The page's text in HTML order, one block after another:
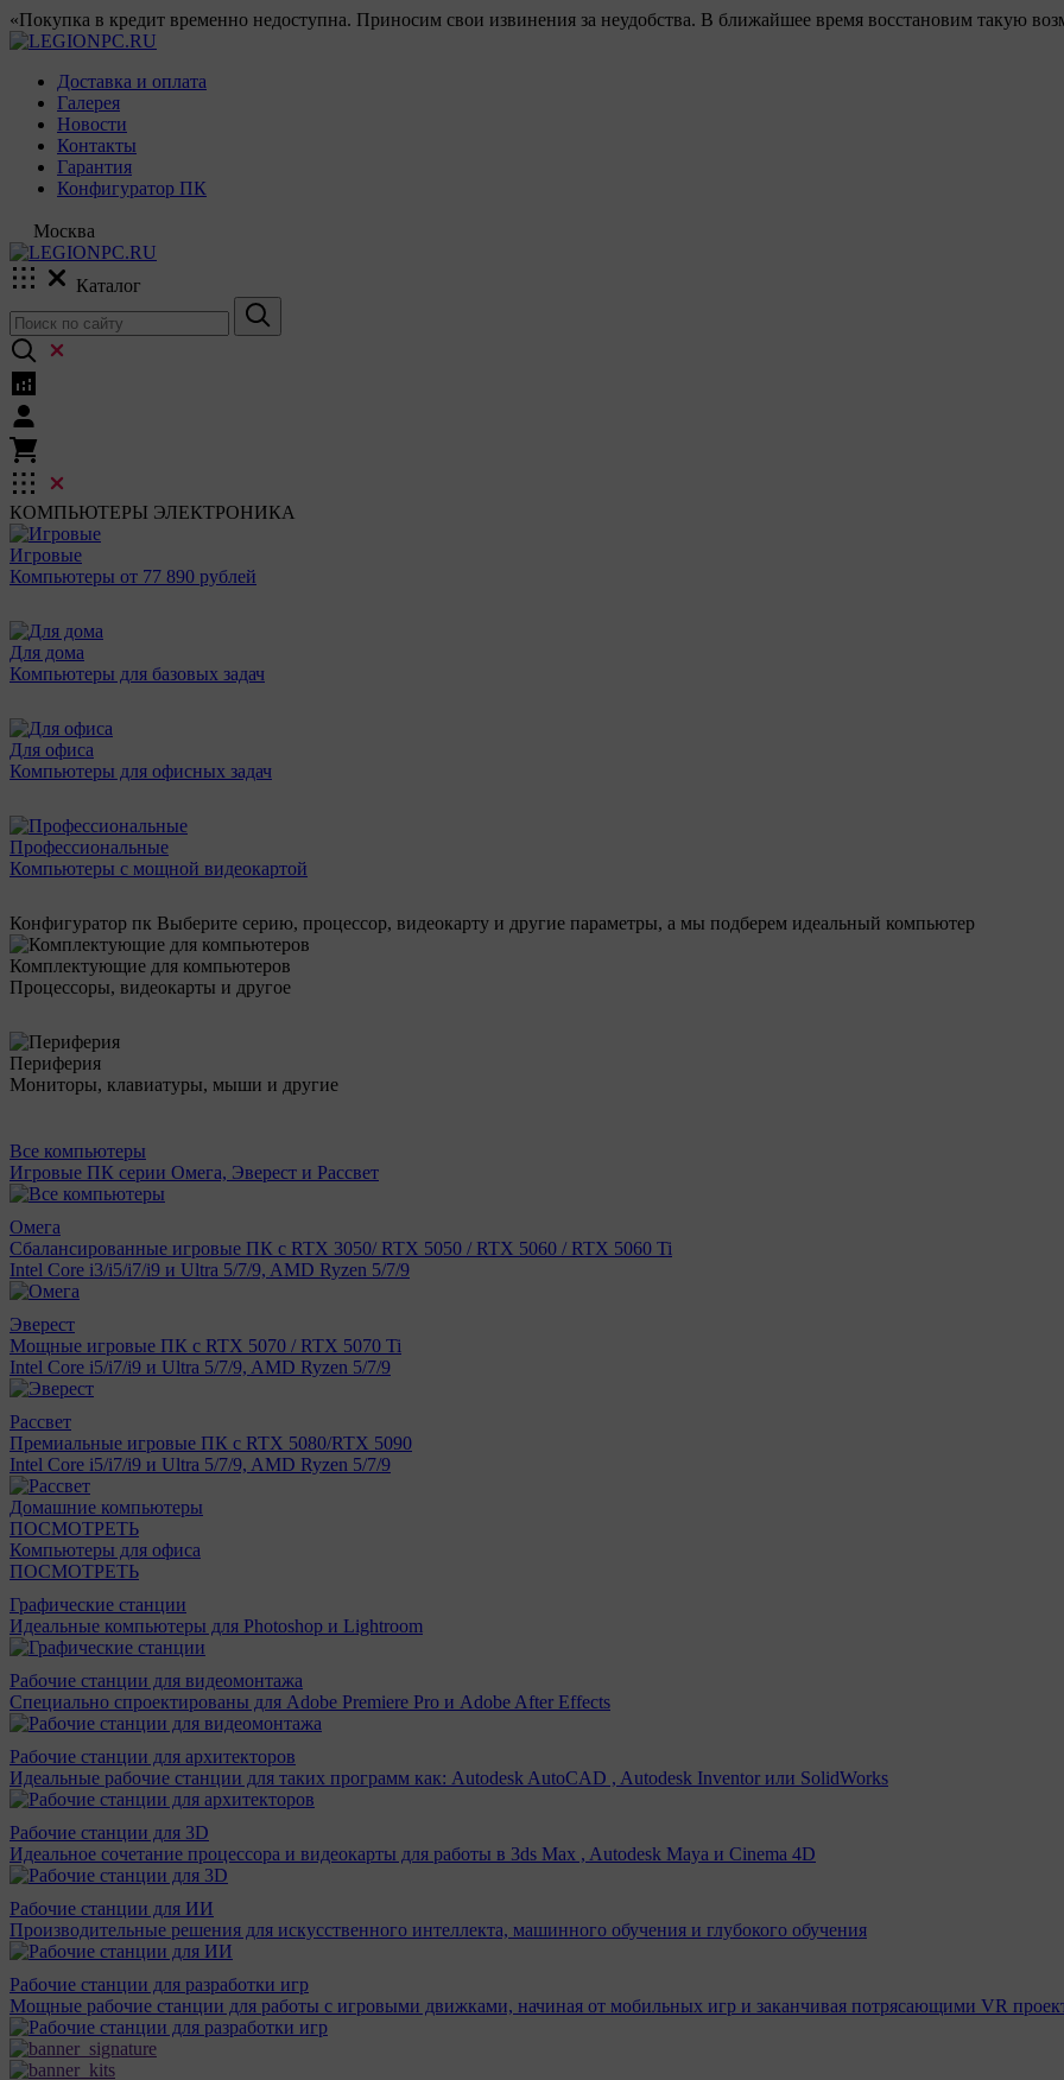
«Покупка в кредит временно недоступна. Приносим свои извинения за неудобства. В ближайшее время восстановим такую
Доставка и оплата
Галерея
Новости
Контакты
Гарантия
Конфигуратор ПК
Москва
Каталог
КОМПЬЮТЕРЫ ЭЛЕКТРОНИКА
Игровые
Компьютеры от 77 890 рублей
Для дома
Компьютеры для базовых задач
Для офиса
Компьютеры для офисных задач
Профессиональные
Компьютеры с мощной видеокартой
Конфигуратор пк Выберите серию, процессор, видеокарту и другие параметры, а мы подберем идеальный компьютер
Комплектующие для компьютеров
Процессоры, видеокарты и другое
Периферия
Мониторы, клавиатуры, мыши и другие
Все компьютеры
Игровые ПК серии Омега, Эверест и Рассвет
Омега
Сбалансированные игровые ПК с RTX 3050/ RTX 5050 / RTX 5060 / RTX 5060 Ti
Intel Core i3/i5/i7/i9 и Ultra 5/7/9, AMD Ryzen 5/7/9
Эверест
Мощные игровые ПК с RTX 5070 / RTX 5070 Ti
Intel Core i5/i7/i9 и Ultra 5/7/9, AMD Ryzen 5/7/9
Рассвет
Премиальные игровые ПК с RTX 5080/RTX 5090
Intel Core i5/i7/i9 и Ultra 5/7/9, AMD Ryzen 5/7/9
Домашние компьютеры
ПОСМОТРЕТЬ
Компьютеры для офиса
ПОСМОТРЕТЬ
Графические станции
Идеальные компьютеры для Photoshop и Lightroom
Рабочие станции для видеомонтажа
Специально спроектированы для Adobe Premiere Pro и Adobe After Effects
Рабочие станции для архитекторов
Идеальные рабочие станции для таких программ как: Autodesk AutoCAD , Autodesk Inventor или SolidWorks
Рабочие станции для 3D
Идеальное сочетание процессора и видеокарты для работы в 3ds Max , Autodesk Maya и Cinema 4D
Рабочие станции для ИИ
Производительные решения для искусственного интеллекта, машинного обучения и глубокого обучения
Рабочие станции для разработки игр
Мощные рабочие станции для работы с игровыми движками, начиная от мобильных игр и заканчивая потрясающими VR